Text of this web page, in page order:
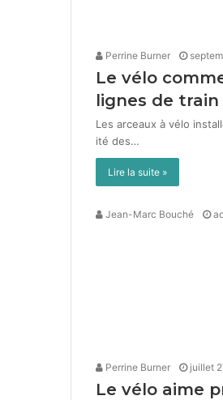
Perrine Burner
Le vélo
lignes de train
Les arceaux à vélo
ité des…
Lire la suite »
Jean-Marc Bouché
Perrine Burner juillet
Le vélo aime